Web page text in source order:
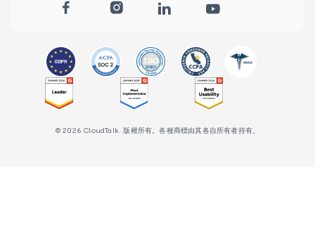
© 2026 CloudTalk. 版權所有。各種商標由其各自所有者持有。